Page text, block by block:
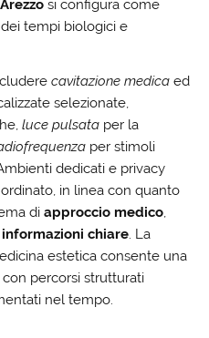
si configura come
tempi biologici e
cavitazione medica ed
selezionate,
luce pulsata per la
per stimoli
dedicati e privacy
in linea con quanto
diapproccio medico,
informazioni chiare. La
estetica consente una
percorsi strutturati
nel tempo.